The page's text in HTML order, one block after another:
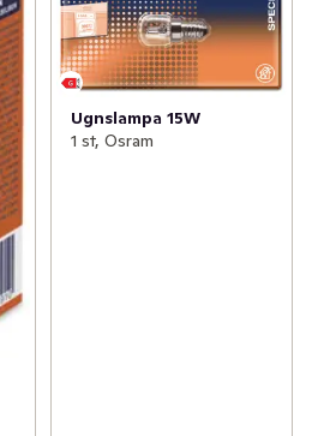
Ugnslampa 15W
1 st, Osram